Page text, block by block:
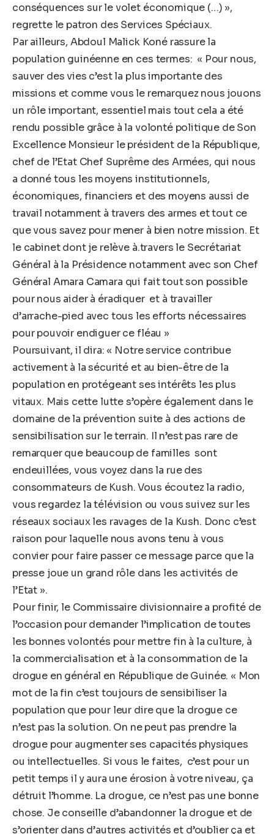
conséquences sur le volet économique (…) »,
regrette le patron des Services Spéciaux.
Par ailleurs, Abdoul Malick Koné rassure la
population guinéenne en ces termes: « Pour nous,
sauver des vies c’est la plus importante des
missions et comme vous le remarquez nous jouons
un rôle important, essentiel mais tout cela a été
rendu possible grâce à la volonté politique de Son
Excellence Monsieur le président de la République,
chef de l’Etat Chef Suprême des Armées, qui nous
a donné tous les moyens institutionnels,
économiques, financiers et des moyens aussi de
travail notamment à travers des armes et tout ce
que vous savez pour mener à bien notre mission. Et
le cabinet dont je relève à.travers le Secrétariat
Général à la Présidence notamment avec son Chef
Général Amara Camara qui fait tout son possible
pour nous aider à éradiquer et à travailler
d’arrache-pied avec tous les efforts nécessaires
pour pouvoir endiguer ce fléau »
Poursuivant, il dira: « Notre service contribue
activement à la sécurité et au bien-être de la
population en protégeant ses intérêts les plus
vitaux. Mais cette lutte s’opère également dans le
domaine de la prévention suite à des actions de
sensibilisation sur le terrain. Il n’est pas rare de
remarquer que beaucoup de familles sont
endeuillées, vous voyez dans la rue des
consommateurs de Kush. Vous écoutez la radio,
vous regardez la télévision ou vous suivez sur les
réseaux sociaux les ravages de la Kush. Donc c’est
raison pour laquelle nous avons tenu à vous
convier pour faire passer ce message parce que la
presse joue un grand rôle dans les activités de
l’Etat ».
Pour finir, le Commissaire divisionnaire a profité de
l’occasion pour demander l’implication de toutes
les bonnes volontés pour mettre fin à la culture, à
la commercialisation et à la consommation de la
drogue en général en République de Guinée. « Mon
mot de la fin c’est toujours de sensibiliser la
population que pour leur dire que la drogue ce
n’est pas la solution. On ne peut pas prendre la
drogue pour augmenter ses capacités physiques
ou intellectuelles. Si vous le faites, c’est pour un
petit temps il y aura une érosion à votre niveau, ça
détruit l’homme. La drogue, ce n’est pas une bonne
chose. Je conseille d’abandonner la drogue et de
s’orienter dans d’autres activités et d’oublier ça et